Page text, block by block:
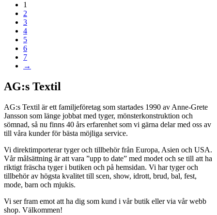
1
2
3
4
5
6
7
→
AG:s Textil
AG:s Textil är ett familjeföretag som startades 1990 av Anne-Grete
Jansson som länge jobbat med tyger, mönsterkonstruktion och
sömnad, så nu finns 40 års erfarenhet som vi gärna delar med oss av
till våra kunder för bästa möjliga service.
Vi direktimporterar tyger och tillbehör från Europa, Asien och USA.
Vår målsättning är att vara ”upp to date” med modet och se till att ha
riktigt fräscha tyger i butiken och på hemsidan. Vi har tyger och
tillbehör av högsta kvalitet till scen, show, idrott, brud, bal, fest,
mode, barn och mjukis.
Vi ser fram emot att ha dig som kund i vår butik eller via vår webb
shop. Välkommen!